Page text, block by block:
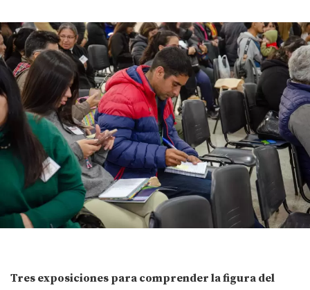
Tres exposiciones para comprender la figura del